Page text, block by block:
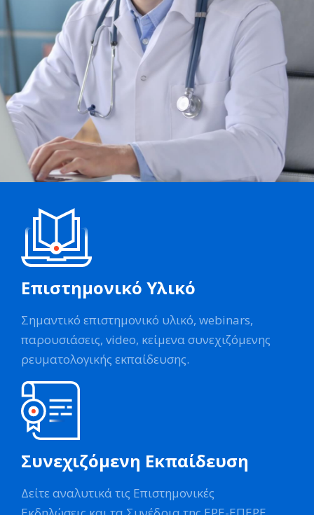
Επιστημονικό Υλικό
Σημαντικό επιστημονικό υλικό, webinars,
παρουσιάσεις, video, κείμενα συνεχιζόμενης
ρευματολογικής εκπαίδευσης.
Συνεχιζόμενη Εκπαίδευση
Δείτε αναλυτικά τις Επιστημονικές